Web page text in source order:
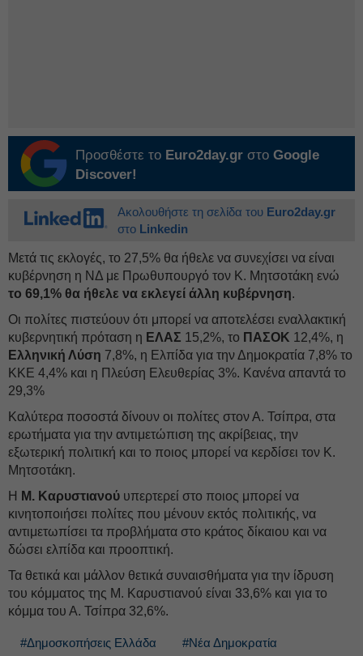
Προσθέστε το Euro2day.gr στο Google
Discover!
Ακολουθήστε τη σελίδα του Euro2day.gr
στο Linkedin
Μετά τις εκλογές, το 27,5% θα ήθελε να συνεχίσει να είναι
κυβέρνηση η ΝΔ με Πρωθυπουργό τον Κ. Μητσοτάκη ενώ
το 69,1% θα ήθελε να εκλεγεί άλλη κυβέρνηση.
Οι πολίτες πιστεύουν ότι μπορεί να αποτελέσει εναλλακτική
κυβερνητική πρόταση η ΕΛΑΣ 15,2%, το ΠΑΣΟΚ 12,4%, η
Ελληνική Λύση 7,8%, η Ελπίδα για την Δημοκρατία 7,8% το
ΚΚΕ 4,4% και η Πλεύση Ελευθερίας 3%. Κανένα απαντά το
29,3%
Καλύτερα ποσοστά δίνουν οι πολίτες στον Α. Τσίπρα, στα
ερωτήματα για την αντιμετώπιση της ακρίβειας, την
εξωτερική πολιτική και το ποιος μπορεί να κερδίσει τον Κ.
Μητσοτάκη.
Η Μ. Καρυστιανού υπερτερεί στο ποιος μπορεί να
κινητοποιήσει πολίτες που μένουν εκτός πολιτικής, να
αντιμετωπίσει τα προβλήματα στο κράτος δίκαιου και να
δώσει ελπίδα και προοπτική.
Τα θετικά και μάλλον θετικά συναισθήματα για την ίδρυση
του κόμματος της Μ. Καρυστιανού είναι 33,6% και για το
κόμμα του Α. Τσίπρα 32,6%.
#Δημοσκοπήσεις Ελλάδα #Νέα Δημοκρατία